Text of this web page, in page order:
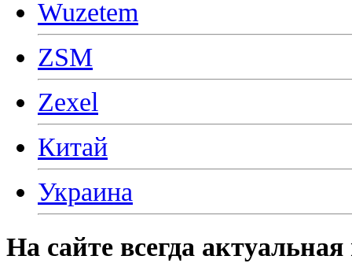
Wuzetem
ZSM
Zexel
Китай
Украина
На сайте всегда